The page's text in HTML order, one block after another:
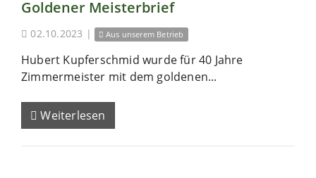
Goldener Meisterbrief
02.10.2023 | Aus unserem Betrieb
Hubert Kupferschmid wurde für 40 Jahre
Zimmermeister mit dem goldenen...
Weiterlesen